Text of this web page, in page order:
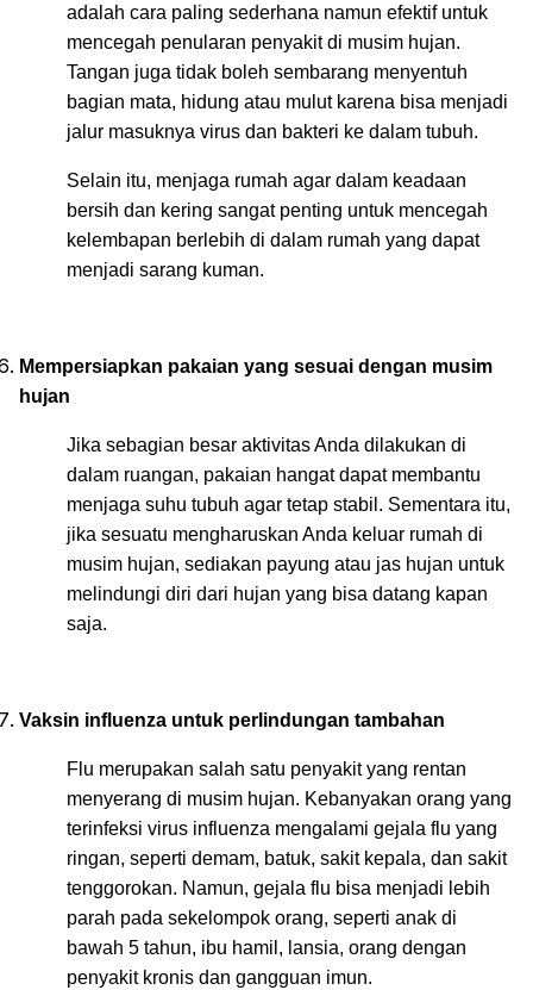
adalah cara paling sederhana namun efektif untuk
mencegah penularan penyakit di musim hujan.
Tangan juga tidak boleh sembarang menyentuh
bagian mata, hidung atau mulut karena bisa menjadi
jalur masuknya virus dan bakteri ke dalam tubuh.
Selain itu, menjaga rumah agar dalam keadaan
bersih dan kering sangat penting untuk mencegah
kelembapan berlebih di dalam rumah yang dapat
menjadi sarang kuman.
Mempersiapkan pakaian yang sesuai dengan musim
hujan
Jika sebagian besar aktivitas Anda dilakukan di
dalam ruangan, pakaian hangat dapat membantu
menjaga suhu tubuh agar tetap stabil. Sementara itu,
jika sesuatu mengharuskan Anda keluar rumah di
musim hujan, sediakan payung atau jas hujan untuk
melindungi diri dari hujan yang bisa datang kapan
saja.
Vaksin influenza untuk perlindungan tambahan
Flu merupakan salah satu penyakit yang rentan
menyerang di musim hujan. Kebanyakan orang yang
terinfeksi virus influenza mengalami gejala flu yang
ringan, seperti demam, batuk, sakit kepala, dan sakit
tenggorokan. Namun, gejala flu bisa menjadi lebih
parah pada sekelompok orang, seperti anak di
bawah 5 tahun, ibu hamil, lansia, orang dengan
penyakit kronis dan gangguan imun.